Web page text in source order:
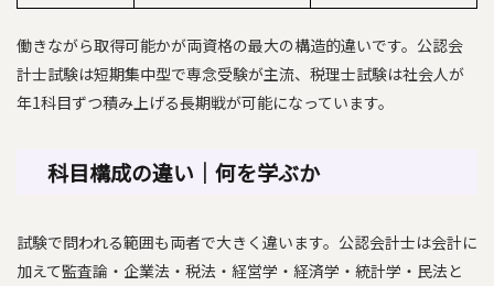
働きながら取得可能かが両資格の最大の構造的違いです。公認会
計士試験は短期集中型で専念受験が主流、税理士試験は社会人が
年1科目ずつ積み上げる長期戦が可能になっています。
科目構成の違い｜何を学ぶか
試験で問われる範囲も両者で大きく違います。公認会計士は会計に
加えて監査論・企業法・税法・経営学・経済学・統計学・民法と